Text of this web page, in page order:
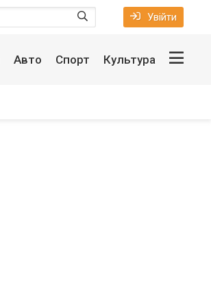
Увійти
Авто Спорт Культура